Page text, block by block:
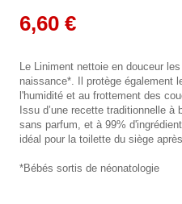
6,60 €
Le Liniment nettoie en douceur
naissance*. Il protège également
l'humidité et au frottement des
Issu d’une recette traditionnelle à
sans parfum, et à 99%
idéal pour la toilette du siège
*Bébés sortis de néonatologie